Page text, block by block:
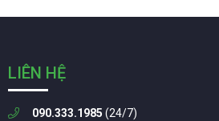
LIÊN HỆ
090.333.1985 (24/7)